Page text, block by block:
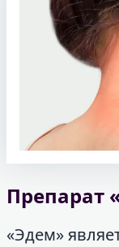
Препарат
«Эдем»